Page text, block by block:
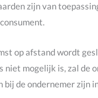
zijn van
op afstand wordt
mogelijk is, zal de
bij de ondernemer zijn